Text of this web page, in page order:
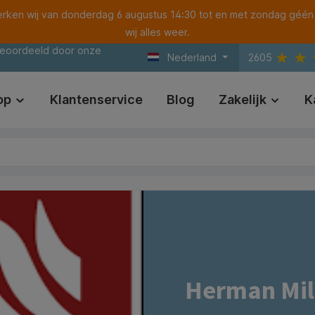
wij van donderdag 6 augustus 14:30 tot en met zondag
wij alles weer.
door onze
Nederland 2605
Klantenservice Blog Zakelijk
Herman